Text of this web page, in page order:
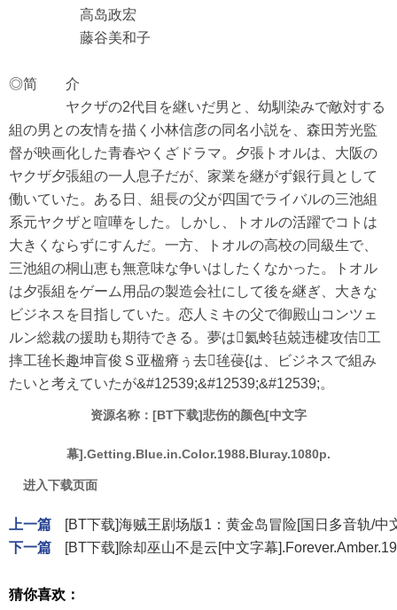
高岛政宏
藤谷美和子
◎简 介
ヤクザの2代目を継いだ男と、幼馴染みで敵対する
組の男との友情を描く小林信彦の同名小説を、森田芳光監
督が映画化した青春やくざドラマ。夕張トオルは、大阪の
ヤクザ夕張組の一人息子だが、家業を継がず銀行員として
働いていた。ある日、組長の父が四国でライバルの三池組
系元ヤクザと喧嘩をした。しかし、トオルの活躍でコトは
大きくならずにすんだ。一方、トオルの高校の同級生で、
三池組の桐山恵も無意味な争いはしたくなかった。トオル
は夕張組をゲーム用品の製造会社にして後を継ぎ、大きな
ビジネスを目指していた。恋人ミキの父で御殿山コンツェ
ルン総裁の援助も期待できる。夢は氦蛉毡兢违楗攻佶工
摔工毪长趣坤盲俊Ｓ亚楹瘠ぅ去毪葠{は、ビジネスで組み
たいと考えていたが&#12539;&#12539;&#12539;。
资源名称：[BT下载]悲伤的颜色[中文字
幕].Getting.Blue.in.Color.1988.Bluray.1080p.
进入下载页面
上一篇
[BT下载]海贼王剧场版1：黄金岛冒险[国日多音轨/中
下一篇
[BT下载]除却巫山不是云[中文字幕
猜你喜欢：